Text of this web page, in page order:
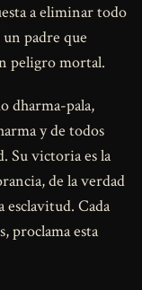
a eliminar todo
padre que
peligro mortal.
dharma-pala,
y de todos
Su victoria es la
de la verdad
esclavitud. Cada
proclama esta